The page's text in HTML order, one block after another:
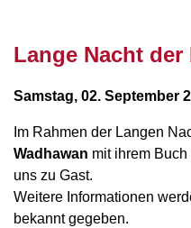
Lange Nacht
Samstag, 02. September
Im Rahmen der Langen
Wadhawan mit ihrem Buch
uns zu Gast.
Weitere Informationen
bekannt gegeben.